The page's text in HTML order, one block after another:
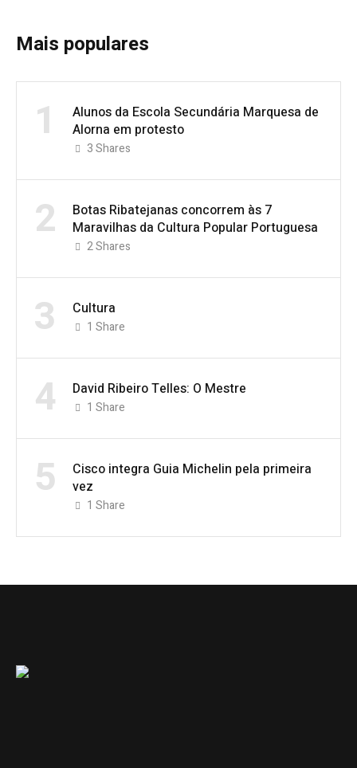
Mais populares
1
Alunos da Escola Secundária Marquesa de
Alorna em protesto
3Shares
2
Botas Ribatejanas concorrem às 7
Maravilhas da Cultura Popular Portuguesa
2Shares
3 Cultura
1 Share
4 David Ribeiro Telles: O Mestre
1 Share
5
Cisco integra Guia Michelin pela primeira
vez
1 Share